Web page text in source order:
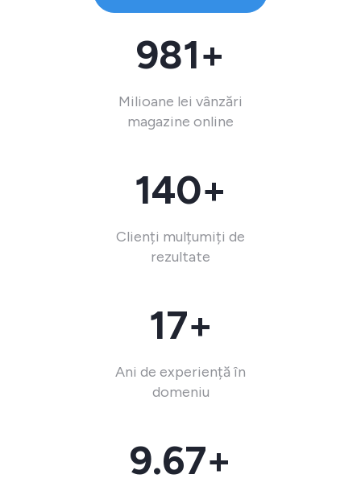
981+
Milioane lei vânzări
magazine online
140+
Clienți mulțumiți de
rezultate
17+
Ani de experiență în
domeniu
9.67+